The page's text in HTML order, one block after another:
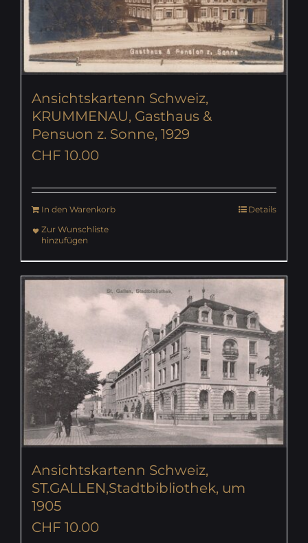
Ansichtskartenn Schweiz,
KRUMMENAU, Gasthaus &
Pensuon z. Sonne, 1929
CHF 10.00
In den Warenkorb
Details
Zur Wunschliste
hinzufügen
Ansichtskartenn Schweiz,
ST.GALLEN,Stadtbibliothek, um
1905
CHF 10.00